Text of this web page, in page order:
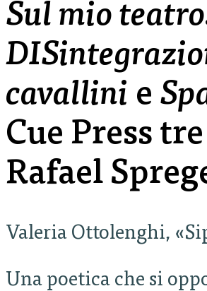
Sul mio
cavallini e
Cue Press
Rafael
Valeria Ottolenghi,
Una poetica che si